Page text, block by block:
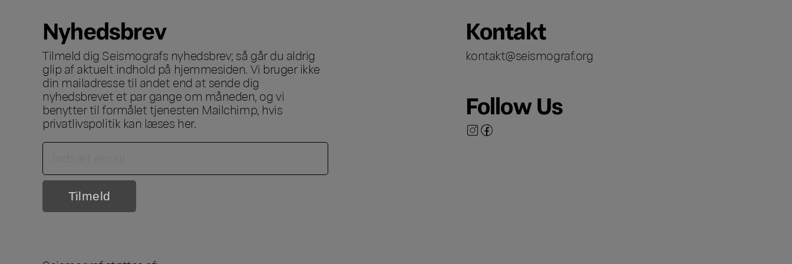
Nyhedsbrev
Tilmeld dig Seismografs nyhedsbrev; så går du aldrig
glip af aktuelt indhold på hjemmesiden. Vi bruger ikke
din mailadresse til andet end at sende dig
nyhedsbrevet et par gange om måneden, og vi
benytter til formålet tjenesten Mailchimp, hvis
privatlivspolitik kan læses her.
Kontakt
kontakt@seismograf.org
Follow Us